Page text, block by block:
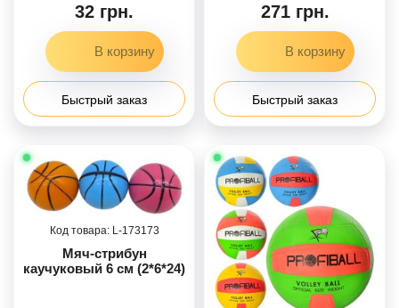
32 грн.
Быстрый заказ
271 грн.
Быстрый заказ
173173
Мяч-стрибун
каучуковый 6 см (2*6*24)